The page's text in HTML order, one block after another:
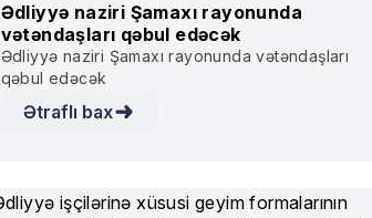
Ədliyyə naziri Şamaxı rayonunda
vətəndaşları qəbul edəcək
Ədliyyə naziri Şamaxı rayonunda vətəndaşları
qəbul edəcək
Ətraflı bax